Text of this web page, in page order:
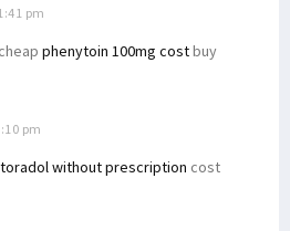
pm
phenytoin 100mg costbuy
pm
without prescription cost